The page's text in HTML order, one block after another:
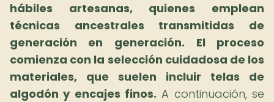
hábiles artesanas, quienes emplean
técnicas ancestrales transmitidas de
generación en generación.
El proceso
comienza con la selección cuidadosa de los
materiales, que suelen incluir telas de
algodón y encajes finos. A continuación, se